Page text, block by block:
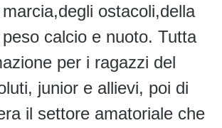
ostacoli,della
calcio e nuoto. Tutta
per i ragazzi del
junior e allievi, poi di
il settore amatoriale che